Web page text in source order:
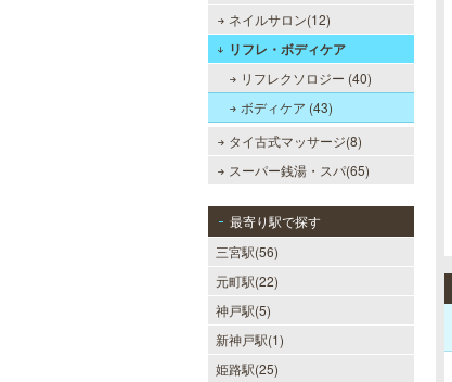
ネイルサロン(12)
リフレ・ボディケア
リフレクソロジー (40)
ボディケア (43)
タイ古式マッサージ(8)
スーパー銭湯・スパ(65)
最寄り駅で探す
三宮駅(56)
元町駅(22)
神戸駅(5)
新神戸駅(1)
姫路駅(25)